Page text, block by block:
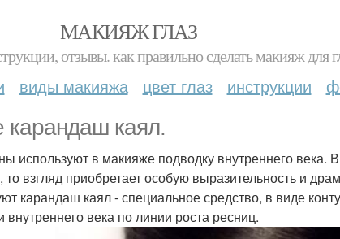
МАКИЯЖ ГЛАЗ
отзывы. как правильно сделать макияж для
виды макияжа цвет глаз инструкции
карандаш каял.
используют в макияже подводку внутреннего века. В
взгляд приобретает особую выразительность и
карандаш каял - специальное средство, в виде
внутреннего века по линии роста ресниц.